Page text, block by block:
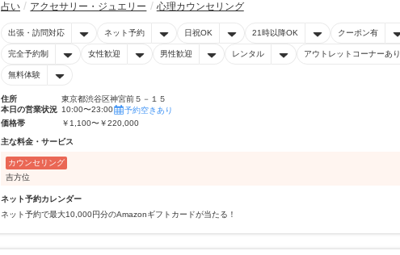
占い アクセサリー・ジュエリー 心理カウンセリング
出張・訪問対応 ネット予約 日祝OK 21時以降OK クーポン有
完全予約制 女性歓迎 男性歓迎 レンタル アウトレットコーナーあり
無料体験
住所
東京都渋谷区神宮前５－１５
本日の営業状況 10:00〜23:00
予約空きあり
価格帯
￥1,100〜￥220,000
主な料金・サービス
カウンセリング
吉方位
ネット予約カレンダー
ネット予約で最大10,000円分のAmazonギフトカードが当たる！